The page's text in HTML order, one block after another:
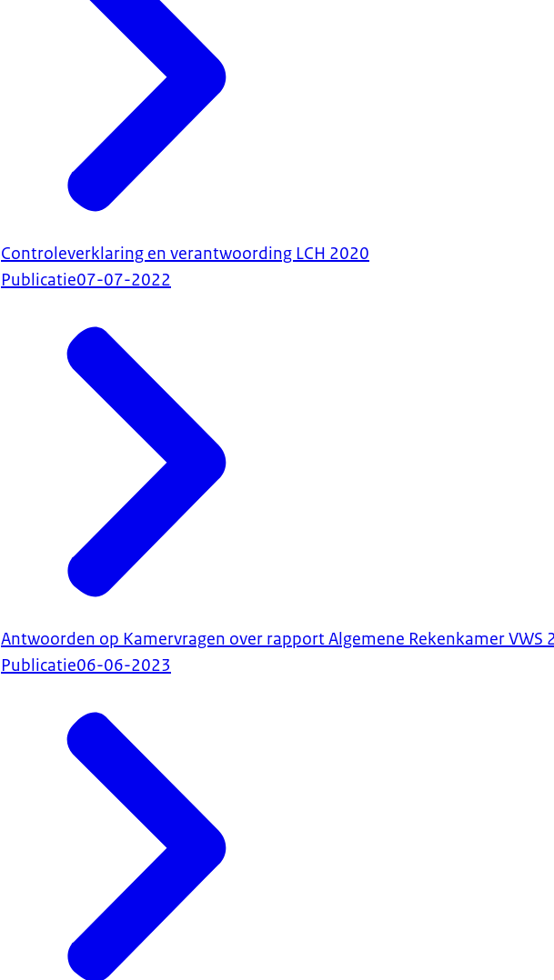
Controleverklaring en verantwoording LCH 2020
Publicatie07-07-2022
Antwoorden op Kamervragen over rapport Algemene Rekenkamer VWS
Publicatie06-06-2023